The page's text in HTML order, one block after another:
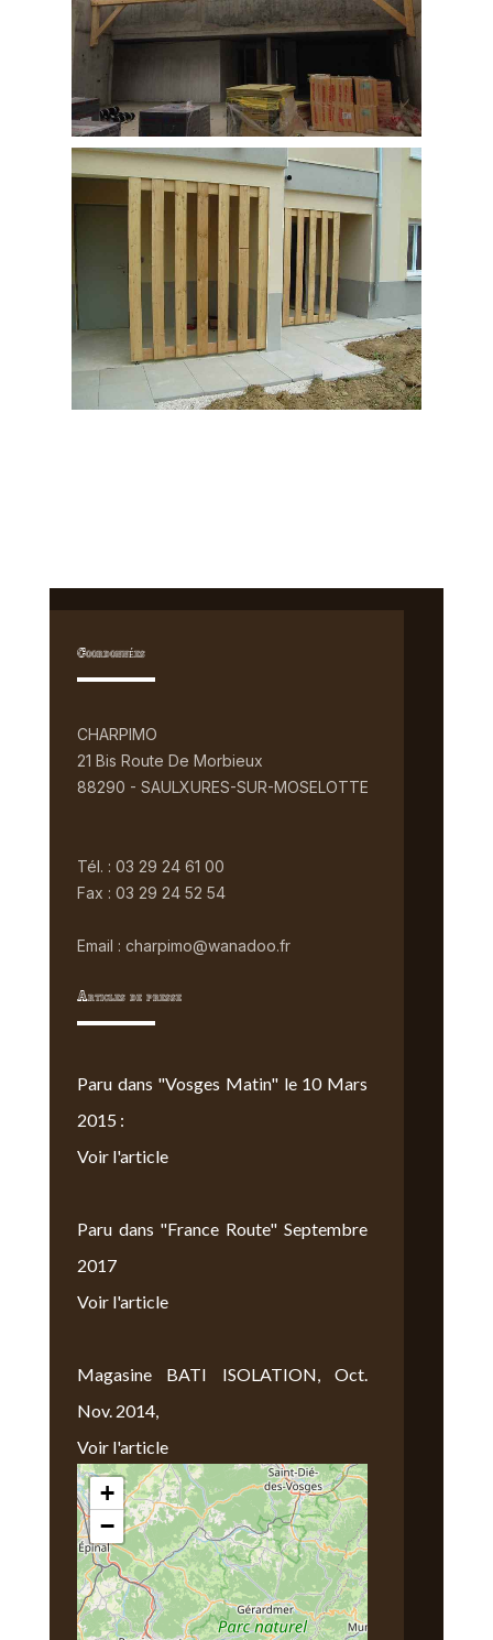
Coordonnées
CHARPIMO
21 Bis Route De Morbieux
88290 - SAULXURES-SUR-MOSELOTTE
Tél. : 03 29 24 61 00
Fax : 03 29 24 52 54
Email : charpimo@wanadoo.fr
Articles de presse
Paru dans "Vosges Matin" le 10 Mars
2015 :
Voir l'article
Paru dans "France Route" Septembre
2017
Voir l'article
Magasine BATI ISOLATION, Oct.
Nov. 2014,
Voir l'article
Nous Trouver
+
−